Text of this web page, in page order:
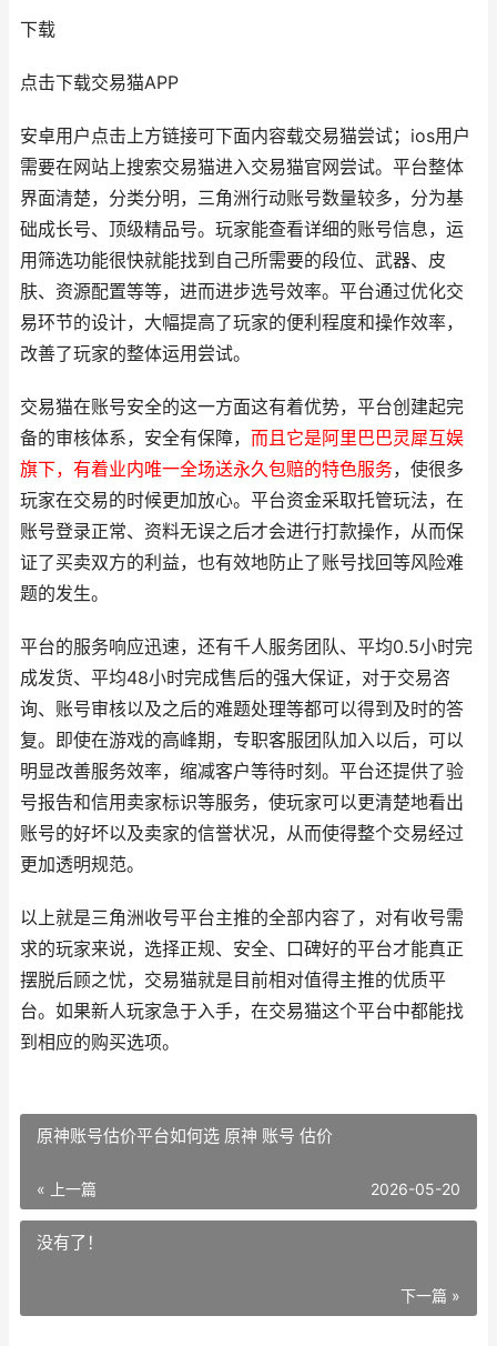
下载
点击下载交易猫APP
安卓用户点击上方链接可下面内容载交易猫尝试；ios用户
需要在网站上搜索交易猫进入交易猫官网尝试。平台整体
界面清楚，分类分明，三角洲行动账号数量较多，分为基
础成长号、顶级精品号。玩家能查看详细的账号信息，运
用筛选功能很快就能找到自己所需要的段位、武器、皮
肤、资源配置等等，进而进步选号效率。平台通过优化交
易环节的设计，大幅提高了玩家的便利程度和操作效率，
改善了玩家的整体运用尝试。
交易猫在账号安全的这一方面这有着优势，平台创建起完
备的审核体系，安全有保障， 而且它是阿里巴巴灵犀互娱
旗下，有着业内唯一全场送永久包赔的特色服务， 使很多
玩家在交易的时候更加放心。平台资金采取托管玩法，在
账号登录正常、资料无误之后才会进行打款操作，从而保
证了买卖双方的利益，也有效地防止了账号找回等风险难
题的发生。
平台的服务响应迅速，还有千人服务团队、平均0.5小时完
成发货、平均48小时完成售后的强大保证，对于交易咨
询、账号审核以及之后的难题处理等都可以得到及时的答
复。即使在游戏的高峰期，专职客服团队加入以后，可以
明显改善服务效率，缩减客户等待时刻。平台还提供了验
号报告和信用卖家标识等服务，使玩家可以更清楚地看出
账号的好坏以及卖家的信誉状况，从而使得整个交易经过
更加透明规范。
以上就是三角洲收号平台主推的全部内容了，对有收号需
求的玩家来说，选择正规、安全、口碑好的平台才能真正
摆脱后顾之忧，交易猫就是目前相对值得主推的优质平
台。如果新人玩家急于入手，在交易猫这个平台中都能找
到相应的购买选项。
原神账号估价平台如何选 原神 账号 估价
« 上一篇 2026-05-20
没有了！
下一篇 »